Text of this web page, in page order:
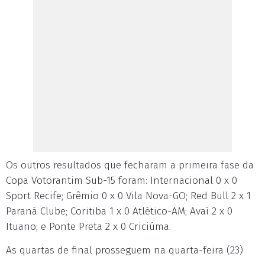
Os outros resultados que fecharam a primeira fase da
Copa Votorantim Sub-15 foram: Internacional 0 x 0
Sport Recife; Grêmio 0 x 0 Vila Nova-GO; Red Bull 2 x 1
Paraná Clube; Coritiba 1 x 0 Atlético-AM; Avaí 2 x 0
Ituano; e Ponte Preta 2 x 0 Criciúma.
As quartas de final prosseguem na quarta-feira (23)